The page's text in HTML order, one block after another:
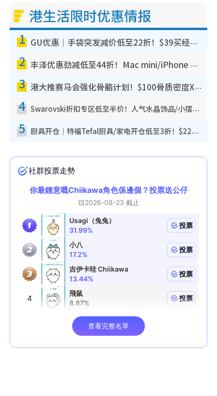
港生活限时优惠情报
1 GU优惠｜手袋突发减价低至22折！$39买经典波士顿包/饺子包！饰物同步减价$29起！
2 丰泽优惠劲减低至44折！Mac mini/iPhone 17 Pro大减价！厨房家电$220起
3 港大推赛马会强化骨骼计划！$100骨质密度X光检查 完成免费运动训练送超市礼券！附参加资格
4 Swarovski折扣专区低至半价！人气水晶饰品/小摆设$138起！迪士尼款/水晶高跟鞋都有优惠
5 厨具开仓｜特福Tefal厨具/家电开仓低至3折！$220起买平底锅/炒锅/汤锅！电饭煲/吸尘器/挂烫机$418起